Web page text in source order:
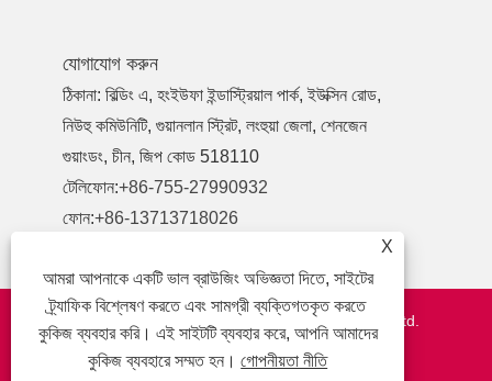
যোগাযোগ করুন
ঠিকানা: বিল্ডিং এ, হংইউফা ইন্ডাস্ট্রিয়াল পার্ক, ইউক্সিন রোড,
নিউহু কমিউনিটি, গুয়ানলান স্ট্রিট, লংহুয়া জেলা, শেনজেন
গুয়াংডং, চীন, জিপ কোড 518110
টেলিফোন:+86-755-27990932
ফোন:+86-13713718026
কপিরাইট © 2021 Shenzhen YDR Connector Co.,Ltd.
http://www.szydr.com/
X
আমরা আপনাকে একটি ভাল ব্রাউজিং অভিজ্ঞতা দিতে, সাইটের
ট্র্যাফিক বিশ্লেষণ করতে এবং সামগ্রী ব্যক্তিগতকৃত করতে
কুকিজ ব্যবহার করি। এই সাইটটি ব্যবহার করে, আপনি আমাদের
কুকিজ ব্যবহারে সম্মত হন।গোপনীয়তা নীতি